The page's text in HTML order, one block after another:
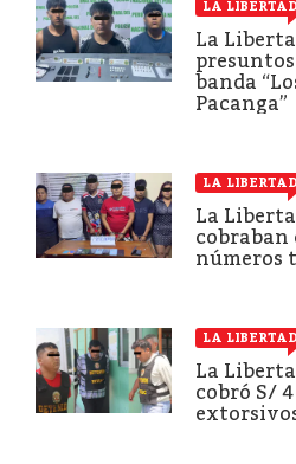
LA LIBERTAD
La
banda
Pacanga”
LA LIBERTAD
La
cobraban
números
LA LIBERTAD
La
cobró S/